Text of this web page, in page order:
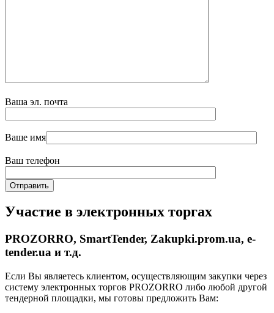
Ваша эл. почта
Ваше имя
Ваш телефон
Участие в электронных торгах
PROZORRO, SmartTender, Zakupki.prom.ua, e-
tender.ua и т.д.
Если Вы являетесь клиентом, осуществляющим закупки через
систему электронных торгов PROZORRO либо любой другой
тендерной площадки, мы готовы предложить Вам: